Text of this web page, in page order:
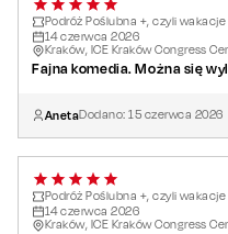
Podróż Poślubna +, czyli
14czerwca 2026
Kraków, ICE Kraków Congress
Fajna komedia. Można się
AnetaDodano:15 czerwca 2026
Podróż Poślubna +, czyli
14czerwca 2026
Kraków, ICE Kraków Congress